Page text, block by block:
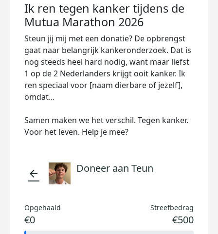
Ik ren tegen kanker tijdens de
Mutua Marathon 2026
Steun jij mij met een donatie? De opbrengst
gaat naar belangrijk kankeronderzoek. Dat is
nog steeds heel hard nodig, want maar liefst
1 op de 2 Nederlanders krijgt ooit kanker. Ik
ren speciaal voor [naam dierbare of jezelf],
omdat...
Samen maken we het verschil. Tegen kanker.
Voor het leven. Help je mee?
arrow_back Doneer aan Teun
Opgehaald
€0
Streefbedrag
€500